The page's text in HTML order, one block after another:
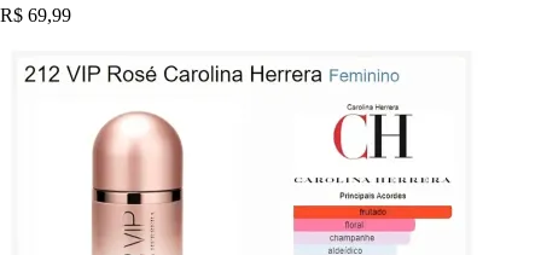
R$ 69,99